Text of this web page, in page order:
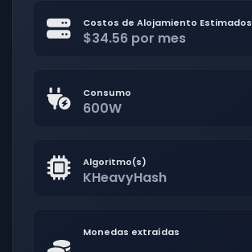
Costos de Alojamiento Estimados
$34.56 por mes
Consumo
600W
Algoritmo(s)
KHeavyHash
Monedas extraídas